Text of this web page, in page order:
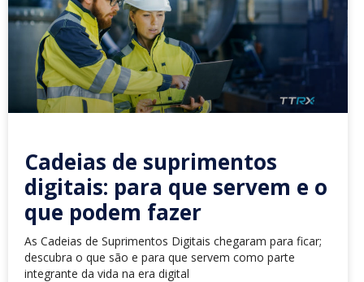
Cadeias de suprimentos
digitais: para que servem e o
que podem fazer
As Cadeias de Suprimentos Digitais chegaram para ficar;
descubra o que são e para que servem como parte
integrante da vida na era digital